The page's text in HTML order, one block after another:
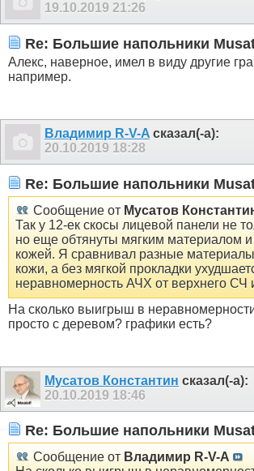
19.10.2019 21:26
Re: Большие напольники
Алекс, наверное, имел в виду другие
например.
Владимир R-V-A сказал(-а):
20.10.2019 18:28
Re: Большие напольники
Сообщение от Мусатов
Так у 12-ек скосы лицевой панели не
но еще обтянуты мягким материалом
кожей. Я сравнивал разные
кожи, а без мягкой прокладки
неравномерность АЧХ от верхнего СЧ
На сколько выигрыш в
просто с деревом? графики есть?
Мусатов Константин сказал(-а):
20.10.2019 18:46
Re: Большие напольники
Сообщение от Владимир R-V-A